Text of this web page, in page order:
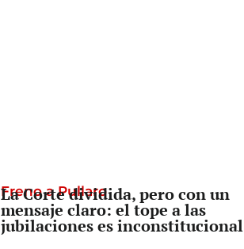
Freno a Pullaro
La Corte dividida, pero con un
mensaje claro: el tope a las
jubilaciones es inconstitucional